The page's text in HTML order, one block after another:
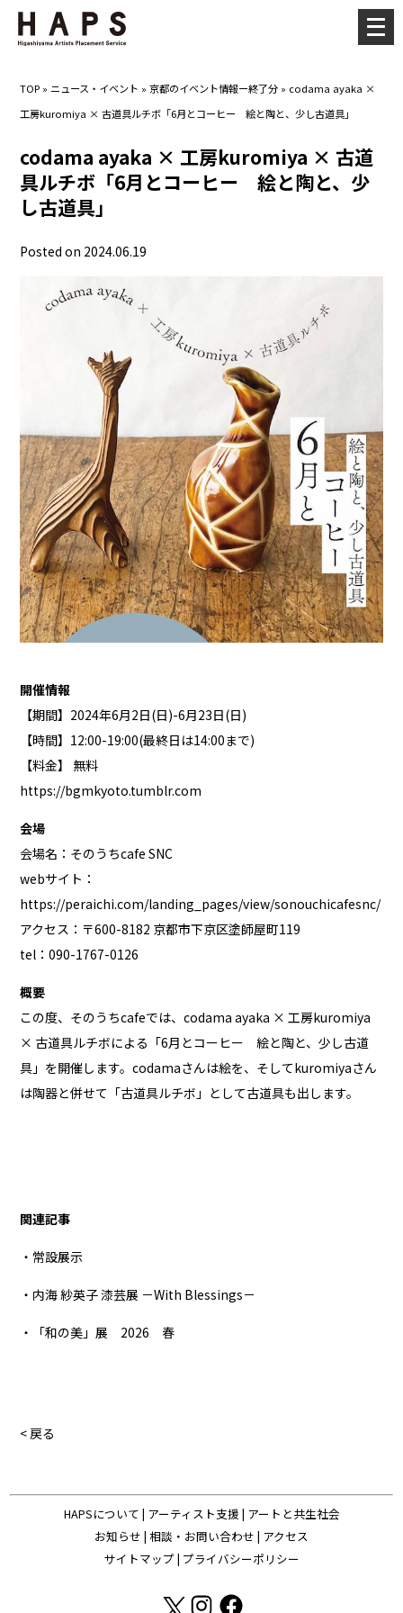
TOP » ニュース・イベント »京都のイベント情報ー終了分 » codama ayaka ×
工房kuromiya × 古道具ルチボ「6月とコーヒー 絵と陶と、少し古道具」
codama ayaka × 工房kuromiya × 古道
具ルチボ「6月とコーヒー 絵と陶と、少
し古道具」
Posted on 2024.06.19
開催情報
【期間】2024年6月2日(日)-6月23日(日)
【時間】12:00-19:00(最終日は14:00まで)
【料金】 無料
https://bgmkyoto.tumblr.com
会場
会場名：そのうちcafe SNC
webサイト：
https://peraichi.com/landing_pages/view/sonouchicafesnc/
アクセス：〒600-8182 京都市下京区塗師屋町119
tel：090-1767-0126
概要
この度、そのうちcafeでは、codama ayaka × 工房kuromiya
× 古道具ルチボによる「6月とコーヒー 絵と陶と、少し古道
具」を開催します。codamaさんは絵を、そしてkuromiyaさん
は陶器と併せて「古道具ルチボ」として古道具も出します。
関連記事
・常設展示
・内海 紗英子 漆芸展 －With Blessings－
・「和の美」展 2026 春
< 戻る
HAPSについて | アーティスト支援 | アートと共生社会
お知らせ | 相談・お問い合わせ | アクセス
サイトマップ | プライバシーポリシー
メ
ニ
ー
開
く